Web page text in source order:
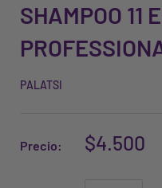
SHAMPOO 11
PALATSI
Precio: $4.500